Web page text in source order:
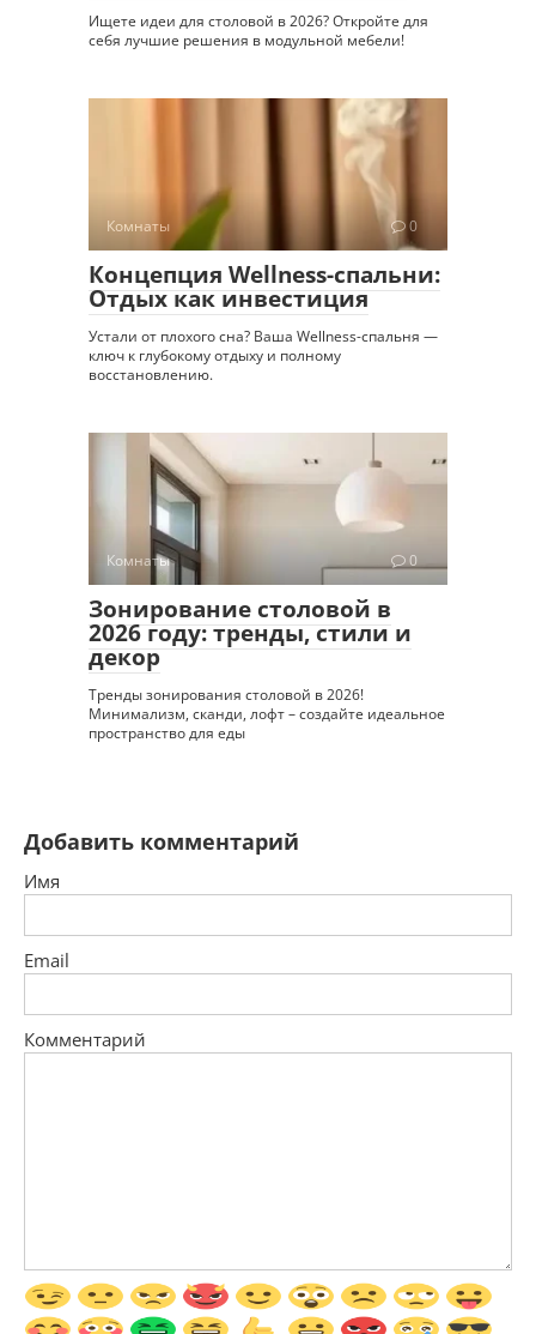
Ищете идеи для столовой в 2026? Откройте для
себя лучшие решения в модульной мебели!
Комнаты 0
Концепция Wellness-спальни:
Отдых как инвестиция
Устали от плохого сна? Ваша Wellness-спальня —
ключ к глубокому отдыху и полному
восстановлению.
Комнаты 0
Зонирование столовой в
2026 году: тренды, стили и
декор
Тренды зонирования столовой в 2026!
Минимализм, сканди, лофт – создайте идеальное
пространство для еды
Добавить комментарий
Имя
Email
Комментарий